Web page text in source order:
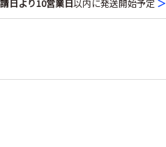
日より10営業日以内に発送開始予定